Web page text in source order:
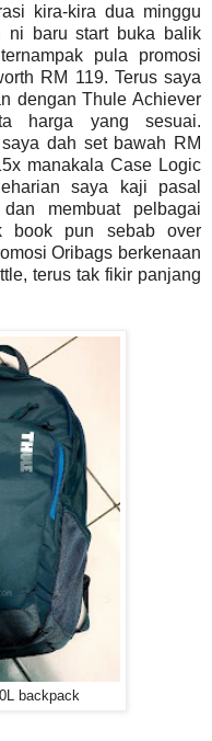
kira-kira dua minggu
ni baru start buka balik
pula promosi
RM 119. Terus saya
dengan Thule Achiever
harga yang sesuai.
dah set bawah RM
manakala Case Logic
saya kaji pasal
membuat pelbagai
book pun sebab over
Oribags berkenaan
terus tak fikir panjang
backpack